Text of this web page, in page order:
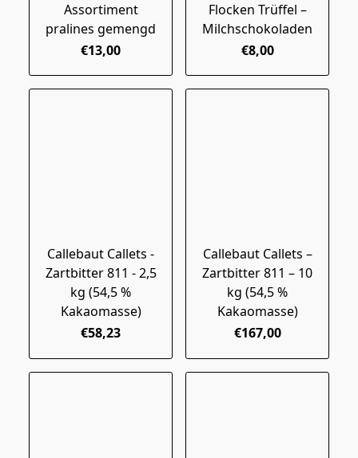
Assortiment
pralines gemengd
€13,00
Flocken Trüffel –
Milchschokoladen
€8,00
Callebaut Callets -
Zartbitter 811 - 2,5
kg (54,5 %
Kakaomasse)
€58,23
Callebaut Callets –
Zartbitter 811 – 10
kg (54,5 %
Kakaomasse)
€167,00